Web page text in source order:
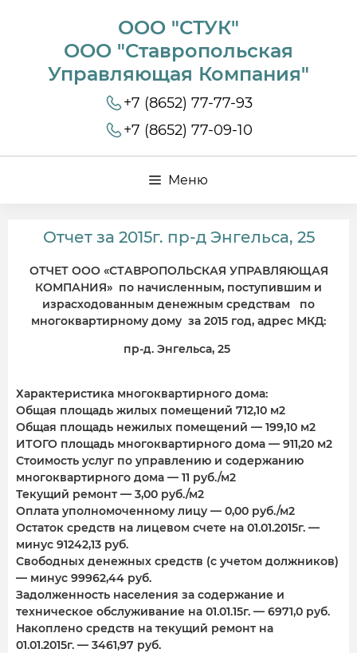
ООО "СТУК"
ООО "Ставропольская
Управляющая Компания"
+7 (8652) 77-77-93
+7 (8652) 77-09-10
Меню
Отчет за 2015г. пр-д Энгельса, 25
ОТЧЕТ ООО «СТАВРОПОЛЬСКАЯ УПРАВЛЯЮЩАЯ
КОМПАНИЯ» по начисленным, поступившим и
израсходованным денежным средствам по
многоквартирному дому за 2015 год, адрес МКД:
пр-д. Энгельса, 25
Характеристика многоквартирного дома:
Общая площадь жилых помещений 712,10 м2
Общая площадь нежилых помещений — 199,10 м2
ИТОГО площадь многоквартирного дома — 911,20 м2
Стоимость услуг по управлению и содержанию
многоквартирного дома — 11 руб./м2
Текущий ремонт — 3,00 руб./м2
Оплата уполномоченному лицу — 0,00 руб./м2
Остаток средств на лицевом счете на 01.01.2015г. —
минус 91242,13 руб.
Свободных денежных средств (с учетом должников)
— минус 99962,44 руб.
Задолженность населения за содержание и
техническое обслуживание на 01.01.15г. — 6971,0 руб.
Накоплено средств на текущий ремонт на
01.01.2015г. — 3461,97 руб.